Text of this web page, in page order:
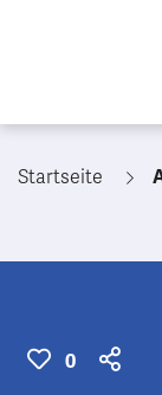
Startseite
0